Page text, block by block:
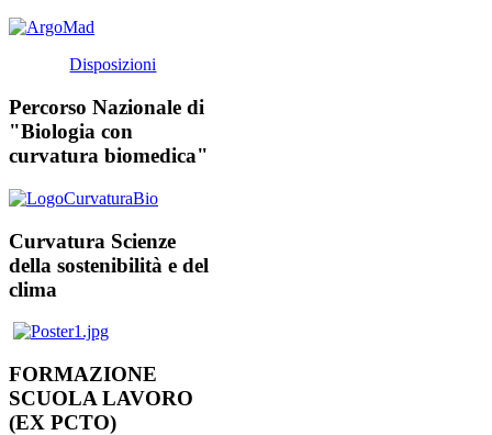
Disposizioni
Percorso Nazionale di
"Biologia con
curvatura biomedica"
Curvatura Scienze
della sostenibilità e del
clima
FORMAZIONE
SCUOLA LAVORO
(EX PCTO)